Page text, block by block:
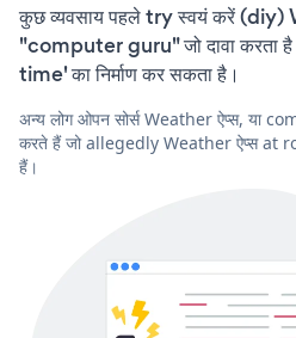
कुछ व्यवसाय पहले try स्वयं करें (diy)
"computer guru" जो दावा करता
time' का निर्माण कर सकता है।
अन्य लोग ओपन सोर्स Weather ऐप्स, या
करते हैं जो allegedly Weather ऐप्स at
हैं।